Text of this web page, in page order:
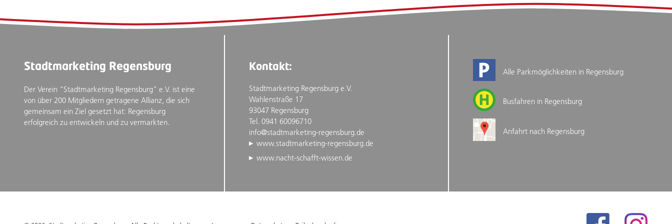
Stadtmarketing Regensburg
Der Verein "Stadtmarketing Regensburg" e.V. ist eine
von über 200 Mitgliedern getragene Allianz, die sich
gemeinsam ein Ziel gesetzt hat: Regensburg
erfolgreich zu entwickeln und zu vermarkten.
Kontakt:
Stadtmarketing Regensburg e.V.
Wahlenstraße 17
93047 Regensburg
Tel. 0941 60096710
info@stadtmarketing-regensburg.de
www.stadtmarketing-regensburg.de
www.nacht-schafft-wissen.de
Alle Parkmöglichkeiten in Regensburg
Busfahren in Regensburg
Anfahrt nach Regensburg